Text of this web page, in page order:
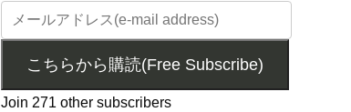
こちらから購読(Free Subscribe)
Join 271 other subscribers